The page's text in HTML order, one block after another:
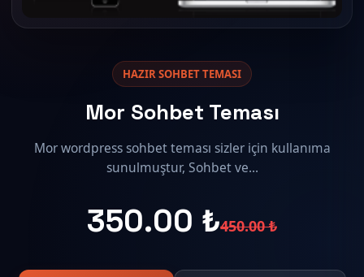
HAZIR SOHBET TEMASI
Mor Sohbet Teması
Mor wordpress sohbet teması sizler için kullanıma
sunulmuştur, Sohbet ve...
350.00 ₺450.00 ₺